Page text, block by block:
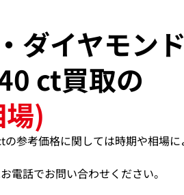
ダイヤモン
ct買取の
)
参考価格に関しては時期や相場に
電話でお問い合わせください。